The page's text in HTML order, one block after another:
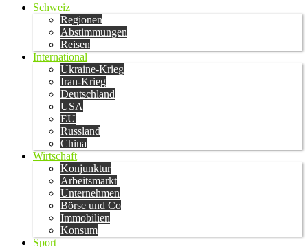
Schweiz
Regionen
Abstimmungen
Reisen
International
Ukraine-Krieg
Iran-Krieg
Deutschland
USA
EU
Russland
China
Wirtschaft
Konjunktur
Arbeitsmarkt
Unternehmen
Börse und Co
Immobilien
Konsum
Sport